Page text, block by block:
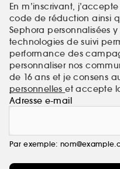
En m’inscrivant,
code de réduction ainsi
Sephora personnalisées
technologies de suivi
performance des
personnaliser nos
de 16 ans et je consens
personnelleset accepte
Adresse e-mail
Par exemple: